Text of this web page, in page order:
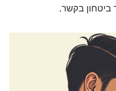
ביטחון בקשר.